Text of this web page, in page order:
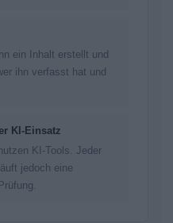
ein Inhalt erstellt und
ihn verfasst hat und
KI-Einsatz
KI-Tools. Jeder
jedoch eine